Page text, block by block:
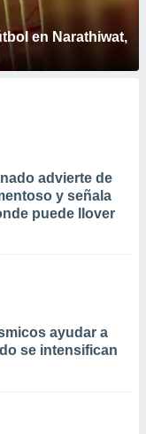
en Narathiwat,
advierte de
y señala
puede llover
ayudar a
se intensifican